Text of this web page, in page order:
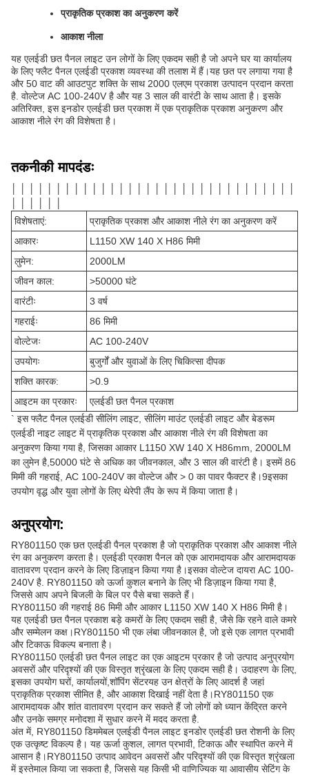
प्राकृतिक प्रकाश का अनुकरण करें
आकाश नीला
यह एलईडी छत पैनल लाइट उन लोगों के लिए एकदम सही है जो अपने घर या कार्यालय
के लिए फ्लैट पैनल एलईडी प्रकाश व्यवस्था की तलाश में हैं।यह छत पर लगाया गया है
और 50 वाट की आउटपुट शक्ति के साथ 2000 एलएम प्रकाश उत्पादन प्रदान करता
है. वोल्टेज AC 100-240V है और यह 3 साल की वारंटी के साथ आता है। इसके
अतिरिक्त, इस इनडोर एलईडी छत प्रकाश में एक प्राकृतिक प्रकाश अनुकरण और
आकाश नीले रंग की विशेषता है।
तकनीकी मापदंडः
विशेषताएं:
प्राकृतिक प्रकाश और आकाश नीले रंग का अनुकरण करें
आकारः
L1150 XW 140 X H86 मिमी
लुमेन:
2000LM
जीवन काल:
>50000 घंटे
वारंटीः
3 वर्ष
गहराईः
86 मिमी
वोल्टेजः
AC 100-240V
उपयोगः
बुजुर्गों और युवाओं के लिए चिकित्सा दीपक
शक्ति कारक:
>0.9
आइटम का प्रकारः
एलईडी छत पैनल प्रकाश
` इस फ्लैट पैनल एलईडी सीलिंग लाइट, सीलिंग माउंट एलईडी लाइट और बेडरूम
एलईडी नाइट लाइट में प्राकृतिक प्रकाश और आकाश नीले रंग की विशेषता का
अनुकरण किया गया है, जिसका आकार L1150 XW 140 X H86mm, 2000LM
का लुमेन है,50000 घंटे से अधिक का जीवनकाल, और 3 साल की वारंटी है। इसमें 86
मिमी की गहराई, AC 100-240V का वोल्टेज और > 0 का पावर फैक्टर है।9इसका
उपयोग वृद्ध और युवा लोगों के लिए थेरेपी लैंप के रूप में किया जाता है।
अनुप्रयोग:
RY801150 एक छत एलईडी पैनल प्रकाश है जो प्राकृतिक प्रकाश और आकाश नीले
रंग का अनुकरण करता है। एलईडी प्रकाश पैनल को एक आरामदायक और आरामदायक
वातावरण प्रदान करने के लिए डिज़ाइन किया गया है।इसका वोल्टेज दायरा AC 100-
240V है. RY801150 को ऊर्जा कुशल बनाने के लिए भी डिज़ाइन किया गया है,
जिससे आप अपने बिजली के बिल पर पैसे बचा सकते हैं।
RY801150 की गहराई 86 मिमी और आकार L1150 XW 140 X H86 मिमी है।
यह एलईडी छत पैनल प्रकाश बड़े कमरों के लिए एकदम सही है, जैसे कि रहने वाले कमरे
और सम्मेलन कक्ष।RY801150 भी एक लंबा जीवनकाल है, जो इसे एक लागत प्रभावी
और टिकाऊ विकल्प बनाता है।
RY801150 एलईडी छत पैनल लाइट का एक आइटम प्रकार है जो उत्पाद अनुप्रयोग
अवसरों और परिदृश्यों की एक विस्तृत श्रृंखला के लिए एकदम सही है। उदाहरण के लिए,
इसका उपयोग घरों, कार्यालयों,शॉपिंग सेंटरयह उन क्षेत्रों के लिए आदर्श है जहां
प्राकृतिक प्रकाश सीमित है, और आकाश दिखाई नहीं देता है।RY801150 एक
आरामदायक और शांत वातावरण प्रदान कर सकते हैं जो लोगों को ध्यान केंद्रित करने
और उनके समग्र मनोदशा में सुधार करने में मदद करता है.
अंत में, RY801150 डिममेबल एलईडी पैनल लाइट इनडोर एलईडी छत रोशनी के लिए
एक उत्कृष्ट विकल्प है। यह ऊर्जा कुशल, लागत प्रभावी, टिकाऊ और स्थापित करने में
आसान है।RY801150 उत्पाद आवेदन अवसरों और परिदृश्यों की एक विस्तृत श्रृंखला
में इस्तेमाल किया जा सकता है, जिससे यह किसी भी वाणिज्यिक या आवासीय सेटिंग के